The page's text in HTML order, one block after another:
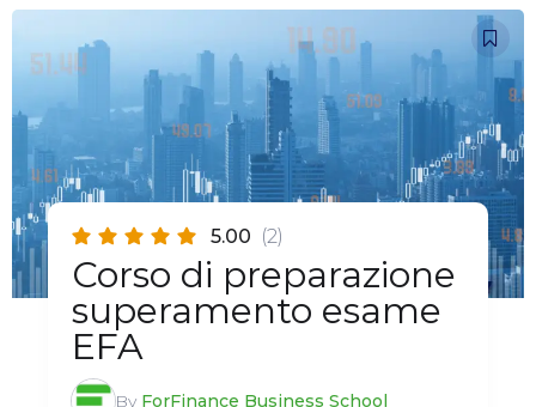
5.00 (2)
Corso di preparazione
superamento esame
EFA
By ForFinance Business School